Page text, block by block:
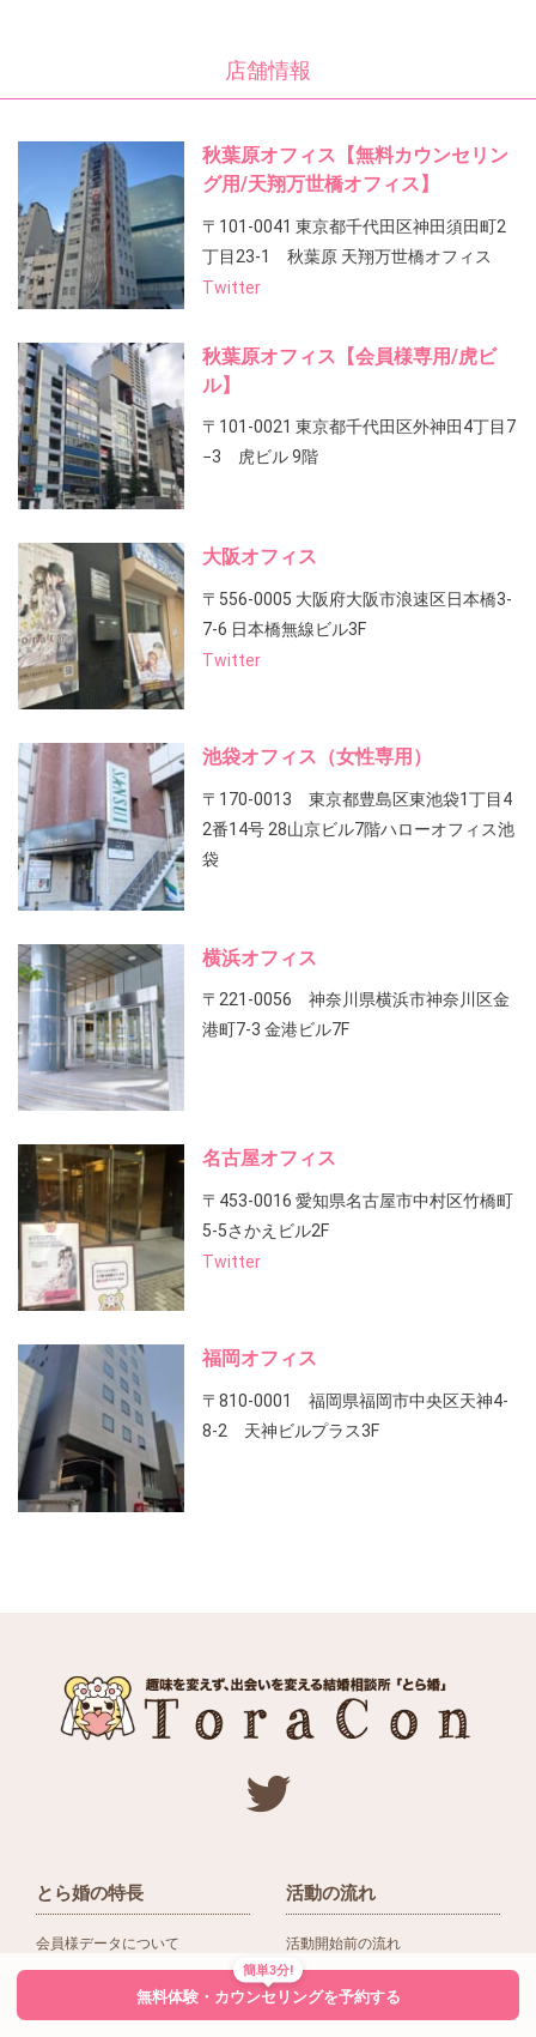
店舗情報
秋葉原オフィス【無料カウンセリン
グ用/天翔万世橋オフィス】
〒101-0041 東京都千代田区神田須田町2
丁目23-1 秋葉原 天翔万世橋オフィス
Twitter
秋葉原オフィス【会員様専用/虎ビ
ル】
〒101-0021 東京都千代田区外神田4丁目7
−3 虎ビル 9階
大阪オフィス
〒556-0005 大阪府大阪市浪速区日本橋3-
7-6 日本橋無線ビル3F
Twitter
池袋オフィス（女性専用）
〒170-0013 東京都豊島区東池袋1丁目4
2番14号 28山京ビル7階ハローオフィス池
袋
横浜オフィス
〒221-0056 神奈川県横浜市神奈川区金
港町7-3 金港ビル7F
名古屋オフィス
〒453-0016 愛知県名古屋市中村区竹橋町
5-5さかえビル2F
Twitter
福岡オフィス
〒810-0001 福岡県福岡市中央区天神4-
8-2 天神ビルプラス3F
とら婚の特長
会員様データについて
活動の流れ
活動開始前の流れ
入会後の活動の流れ
簡単3分!
無料体験・カウンセリングを予約する